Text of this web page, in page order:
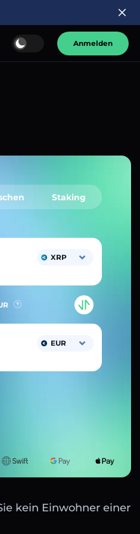
Anmelden
Staking
XRP
EUR
kein Einwohner einer